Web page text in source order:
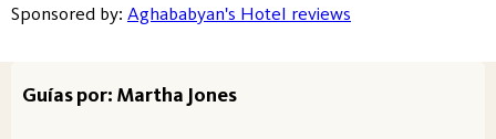
Sponsored by: Aghababyan's Hotel reviews
Guías por: Martha Jones